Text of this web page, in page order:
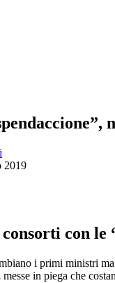
2019
con
i primi ministri
messe in piega che